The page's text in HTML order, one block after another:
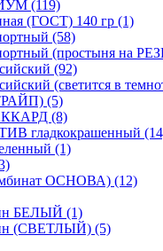
(119)
(ГОСТ) 140 гр (1)
(58)
(простыня на
(92)
(светится в
(5)
(8)
гладкокрашенный
(1)
ОСНОВА) (12)
БЕЛЫЙ (1)
(СВЕТЛЫЙ) (5)